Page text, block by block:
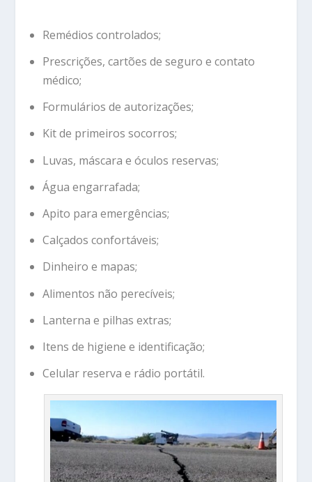
Remédios controlados;
Prescrições, cartões de seguro e contato
médico;
Formulários de autorizações;
Kit de primeiros socorros;
Luvas, máscara e óculos reservas;
Água engarrafada;
Apito para emergências;
Calçados confortáveis;
Dinheiro e mapas;
Alimentos não perecíveis;
Lanterna e pilhas extras;
Itens de higiene e identificação;
Celular reserva e rádio portátil.